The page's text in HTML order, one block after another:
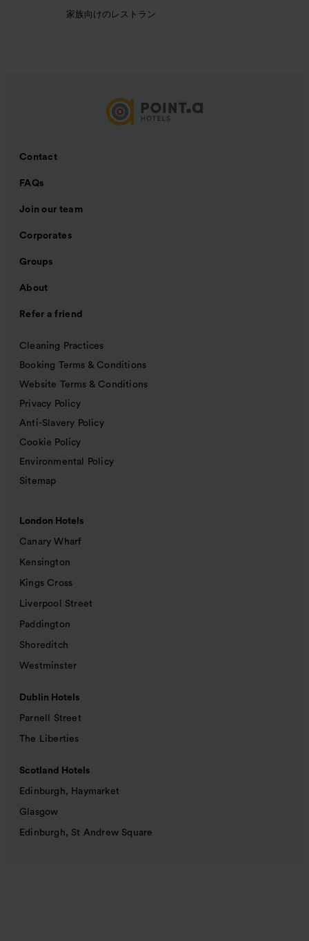
家族向けのレストラン
Contact
FAQs
Join our team
Corporates
Groups
About
Refer a friend
Cleaning Practices
Booking Terms & Conditions
Website Terms & Conditions
Privacy Policy
Anti-Slavery Policy
Cookie Policy
Environmental Policy
Sitemap
London Hotels
Canary Wharf
Kensington
Kings Cross
Liverpool Street
Paddington
Shoreditch
Westminster
Dublin Hotels
Parnell Street
The Liberties
Scotland Hotels
Edinburgh, Haymarket
Glasgow
Edinburgh, St Andrew Square